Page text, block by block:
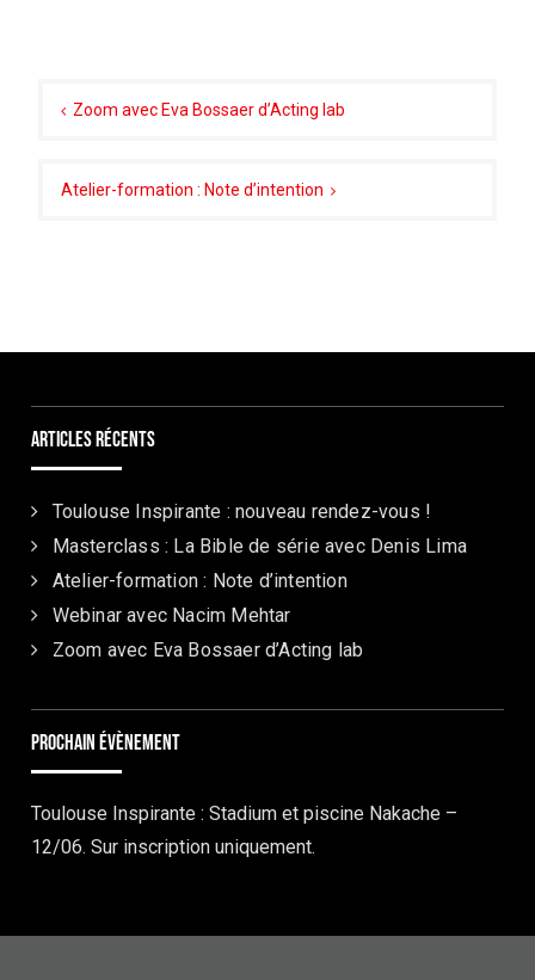
Zoom avec Eva Bossaer d’Acting lab
Atelier-formation : Note d’intention
Articles récents
Toulouse Inspirante : nouveau rendez-vous !
Masterclass : La Bible de série avec Denis Lima
Atelier-formation : Note d’intention
Webinar avec Nacim Mehtar
Zoom avec Eva Bossaer d’Acting lab
Prochain évènement
Toulouse Inspirante : Stadium et piscine Nakache –
12/06. Sur inscription uniquement.